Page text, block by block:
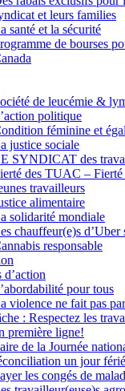
et leurs families
santé et la sécurité
de bourses
de leucémie &
politique
féminine et
justice sociale
SYNDICAT des
des TUAC – Fierté
travailleurs
alimentaire
solidarité mondiale
chauffeur(e)s d’Uber
responsable
pour tous
violence ne fait pas
: Respectez les
première ligne!
de la Journée
un jour férié
les congés de